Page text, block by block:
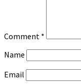
Comment *
Name
Email